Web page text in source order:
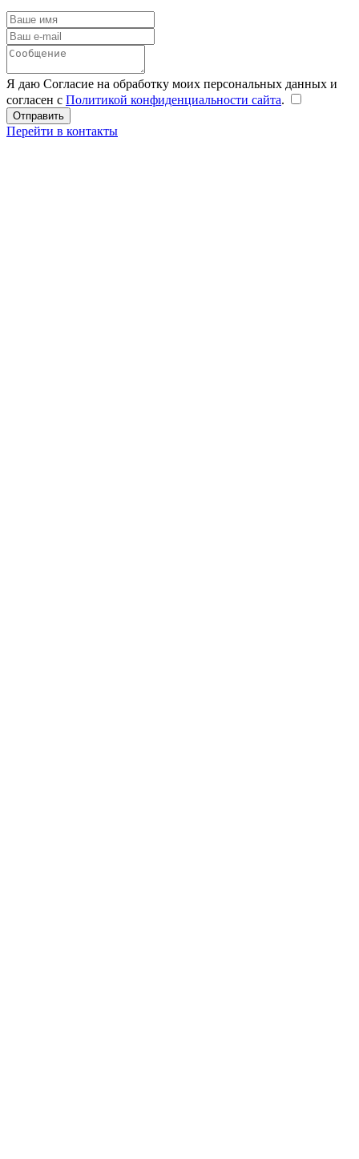
Я даю Согласие на обработку моих персональных данных и
согласен с Политикой конфиденциальности сайта.
Перейти в контакты